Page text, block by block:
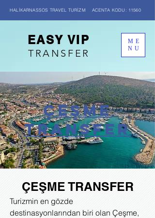
TRANSFER
EASY VIP
ME
NU
HALİKARNASSOS TRAVEL TURİZM ACENTA KODU: 11560
ÇEŞME
transfer
ÇEŞME TRANSFER
Turizmin en gözde
destinasyonlarından biri olan Çeşme,